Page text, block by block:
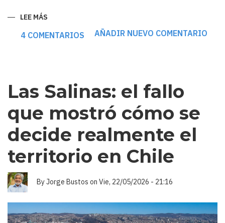
LEE MÁS
GIGANTE
CIEGO:
MUERTO
EN
4 COMENTARIOS AÑADIR NUEVO COMENTARIO
Las Salinas: el fallo
que mostró cómo se
decide realmente el
territorio en Chile
ByJorge Bustos on Vie, 22/05/2026 - 21:16